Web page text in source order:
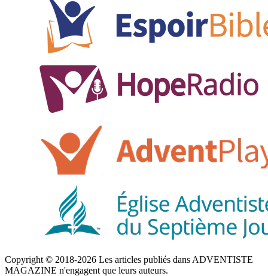
Copyright © 2018-2026 Les articles publiés dans ADVENTISTE
MAGAZINE n'engagent que leurs auteurs.